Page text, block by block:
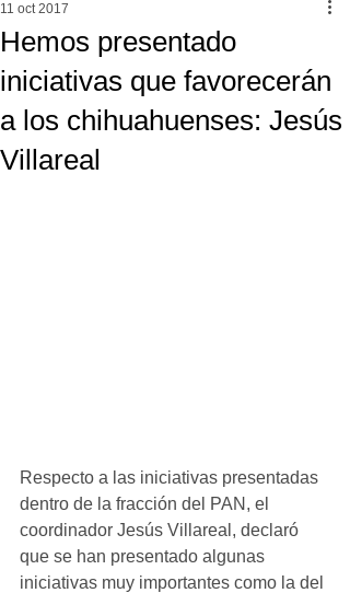
Hemos presentado
iniciativas que favorecerán
a los chihuahuenses: Jesús
Villareal
11 oct 2017
Respecto a las iniciativas presentadas
dentro de la fracción del PAN, el
coordinador Jesús Villareal, declaró
que se han presentado algunas
iniciativas muy importantes como la del